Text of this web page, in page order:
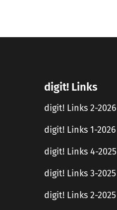
digit! Links
digit! Links 2-2026
digit! Links 1-2026
digit! Links 4-2025
digit! Links 3-2025
digit! Links 2-2025